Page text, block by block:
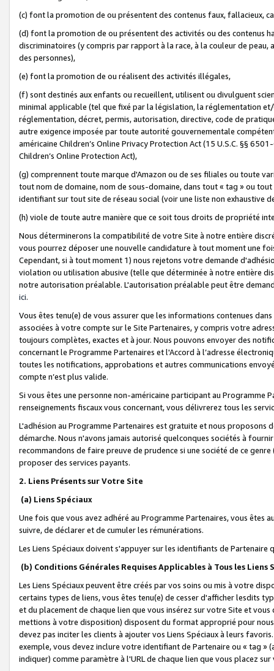
(c) font la promotion de ou présentent des contenus faux, fallacieux,
(d) font la promotion de ou présentent des activités ou des contenus
discriminatoires (y compris par rapport à la race, à la couleur de
des personnes),
(e) font la promotion de ou réalisent des activités illégales,
(f) sont destinés aux enfants ou recueillent, utilisent ou divulguent
minimal applicable (tel que fixé par la législation, la réglementation
réglementation, décret, permis, autorisation, directive, code de
autre exigence imposée par toute autorité gouvernementale
américaine Children’s Online Privacy Protection Act (15 U.S.C. §§
Children’s Online Protection Act),
(g) comprennent toute marque d'Amazon ou de ses filiales ou toute
tout nom de domaine, nom de sous-domaine, dans tout « tag » ou
identifiant sur tout site de réseau social (voir une liste non exhaustive
(h) viole de toute autre manière que ce soit tous droits de propriété
Nous déterminerons la compatibilité de votre Site à notre entière
vous pourrez déposer une nouvelle candidature à tout moment une
Cependant, si à tout moment 1) nous rejetons votre demande
violation ou utilisation abusive (telle que déterminée à notre entière
notre autorisation préalable. L'autorisation préalable peut être
ici.
Vous êtes tenu(e) de vous assurer que les informations contenues
associées à votre compte sur le Site Partenaires, y compris votre
toujours complètes, exactes et à jour. Nous pouvons envoyer des
concernant le Programme Partenaires et l'Accord à l’adresse
toutes les notifications, approbations et autres communications
compte n’est plus valide.
Si vous êtes une personne non-américaine participant au
renseignements fiscaux vous concernant, vous délivrerez tous les
L'adhésion au Programme Partenaires est gratuite et nous proposons
démarche. Nous n'avons jamais autorisé quelconques sociétés à
recommandons de faire preuve de prudence si une société de ce
proposer des services payants.
2. Liens Présents sur Votre Site
(a) Liens Spéciaux
Une fois que vous avez adhéré au Programme Partenaires, vous êtes
suivre, de déclarer et de cumuler les rémunérations.
Les Liens Spéciaux doivent s'appuyer sur les identifiants de Partenaire
(b) Conditions Générales Requises Applicables à Tous les Liens
Les Liens Spéciaux peuvent être créés par vos soins ou mis à votre
certains types de liens, vous êtes tenu(e) de cesser d'afficher lesdits
et du placement de chaque lien que vous insérez sur votre Site et
mettions à votre disposition) disposent du format approprié pour
devez pas inciter les clients à ajouter vos Liens Spéciaux à leurs
exemple, vous devez inclure votre identifiant de Partenaire ou « tag
indiquer) comme paramètre à l'URL de chaque lien que vous placez